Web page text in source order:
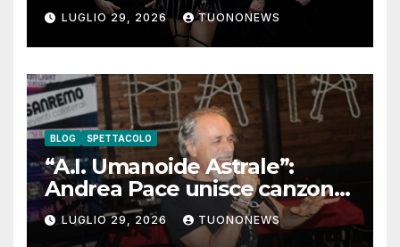
LUGLIO 29, 2026 TUONONEWS
BLOG SPETTACOLO
“A.I. Umanoide Astrale”:
Andrea Pace unisce canzone
d’autore e ricerca
contemporanea
LUGLIO 29, 2026 TUONONEWS